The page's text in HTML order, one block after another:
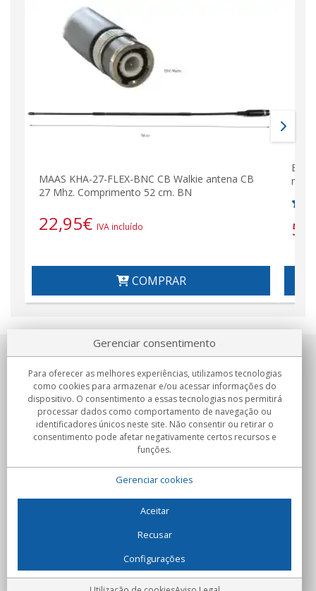
MAAS KHA-27-FLEX-BNC CB Walkie antena CB
27 Mhz. Comprimento 52 cm. BN
22,95€ IVA incluído
COMPRAR
mAh
Sobre nosotros
Compromissos
Compras
C/Flassaders, 13, Nave 6, 08130 Santa Perpètua de Mogoda
(Barcelona) - Espanha
Locura Digital - Todos os direitos reservados
Gerenciar consentimento
Para oferecer as melhores experiências, utilizamos tecnologias
como cookies para armazenar e/ou acessar informações do
dispositivo. O consentimento a essas tecnologias nos permitirá
processar dados como comportamento de navegação ou
identificadores únicos neste site. Não consentir ou retirar o
consentimento pode afetar negativamente certos recursos e
funções.
Gerenciar cookies
Aceitar
Recusar
Configurações